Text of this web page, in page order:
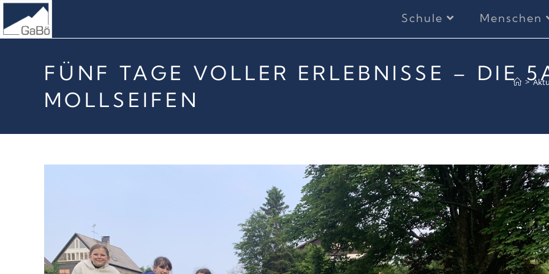
Schule Menschen
FÜNF TAGE VOLLER ERLEBNISSE – DIE
MOLLSEIFEN
>